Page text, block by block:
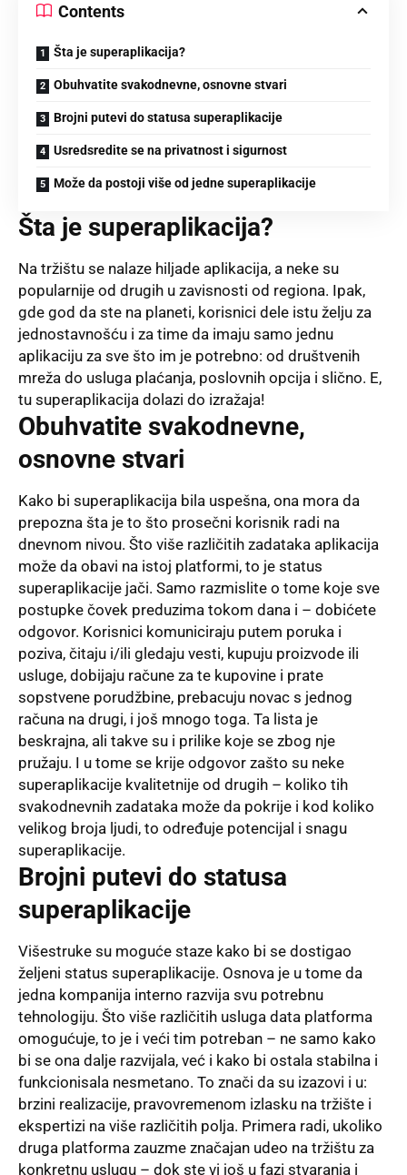
Contents
Šta je superaplikacija?
Obuhvatite svakodnevne, osnovne stvari
Brojni putevi do statusa superaplikacije
Usredsredite se na privatnost i sigurnost
Može da postoji više od jedne superaplikacije
Šta je superaplikacija?
Na tržištu se nalaze hiljade aplikacija, a neke su
popularnije od drugih u zavisnosti od regiona. Ipak,
gde god da ste na planeti, korisnici dele istu želju za
jednostavnošću i za time da imaju samo jednu
aplikaciju za sve što im je potrebno: od društvenih
mreža do usluga plaćanja, poslovnih opcija i slično. E,
tu superaplikacija dolazi do izražaja!
Obuhvatite svakodnevne,
osnovne stvari
Kako bi superaplikacija bila uspešna, ona mora da
prepozna šta je to što prosečni korisnik radi na
dnevnom nivou. Što više različitih zadataka aplikacija
može da obavi na istoj platformi, to je status
superaplikacije jači. Samo razmislite o tome koje sve
postupke čovek preduzima tokom dana i – dobićete
odgovor. Korisnici komuniciraju putem poruka i
poziva, čitaju i/ili gledaju vesti, kupuju proizvode ili
usluge, dobijaju račune za te kupovine i prate
sopstvene porudžbine, prebacuju novac s jednog
računa na drugi, i još mnogo toga. Ta lista je
beskrajna, ali takve su i prilike koje se zbog nje
pružaju. I u tome se krije odgovor zašto su neke
superaplikacije kvalitetnije od drugih – koliko tih
svakodnevnih zadataka može da pokrije i kod koliko
velikog broja ljudi, to određuje potencijal i snagu
superaplikacije.
Brojni putevi do statusa
superaplikacije
Višestruke su moguće staze kako bi se dostigao
željeni status superaplikacije. Osnova je u tome da
jedna kompanija interno razvija svu potrebnu
tehnologiju. Što više različitih usluga data platforma
omogućuje, to je i veći tim potreban – ne samo kako
bi se ona dalje razvijala, već i kako bi ostala stabilna i
funkcionisala nesmetano. To znači da su izazovi i u:
brzini realizacije, pravovremenom izlasku na tržište i
ekspertizi na više različitih polja. Primera radi, ukoliko
druga platforma zauzme značajan udeo na tržištu za
konkretnu uslugu – dok ste vi još u fazi stvaranja i